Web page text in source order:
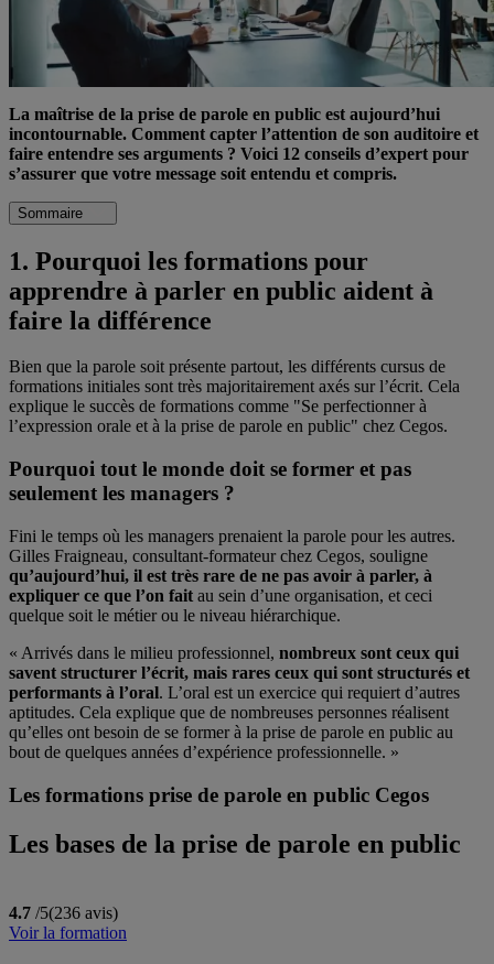
La maîtrise de la prise de parole en public est aujourd’hui
incontournable. Comment capter l’attention de son auditoire et
faire entendre ses arguments ? Voici 12 conseils d’expert pour
s’assurer que votre message soit entendu et compris.
Sommaire
1. Pourquoi les formations pour
apprendre à parler en public aident à
faire la différence
Bien que la parole soit présente partout, les différents cursus de
formations initiales sont très majoritairement axés sur l’écrit. Cela
explique le succès de formations comme "Se perfectionner à
l’expression orale et à la prise de parole en public" chez Cegos.
Pourquoi tout le monde doit se former et pas
seulement les managers ?
Fini le temps où les managers prenaient la parole pour les autres.
Gilles Fraigneau, consultant-formateur chez Cegos, souligne
qu’aujourd’hui, il est très rare de ne pas avoir à parler, à
expliquer ce que l’on fait au sein d’une organisation, et ceci
quelque soit le métier ou le niveau hiérarchique.
« Arrivés dans le milieu professionnel, nombreux sont ceux qui
savent structurer l’écrit, mais rares ceux qui sont structurés et
performants à l’oral. L’oral est un exercice qui requiert d’autres
aptitudes. Cela explique que de nombreuses personnes réalisent
qu’elles ont besoin de se former à la prise de parole en public au
bout de quelques années d’expérience professionnelle. »
Les formations prise de parole en public Cegos
Les bases de la prise de parole en public
4.7 /5(236 avis)
Voir la formation